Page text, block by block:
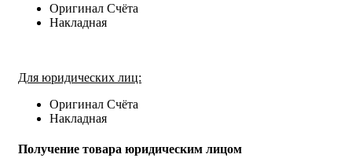
Оригинал Счёта
Накладная
Для юридических лиц:
Оригинал Счёта
Накладная
Получение товара юридическим лицом